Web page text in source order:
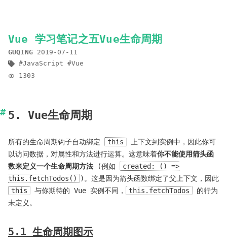
Vue 学习笔记之五Vue生命周期
GUQING
2019-07-11
JavaScript
Vue
1303
5. Vue生命周期
所有的生命周期钩子自动绑定 this
上下文到实例中，因此你可
以访问数据，对属性和方法进行运算。这意味着你不能使用箭头函
数来定义一个生命周期方法 (例如
created: () =>
this.fetchTodos()
)。这是因为箭头函数绑定了父上下文，因此
this
与你期待的 Vue 实例不同， this.fetchTodos
的行为
未定义。
5.1 生命周期图示